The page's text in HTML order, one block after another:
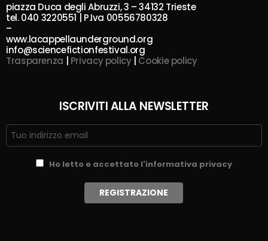
piazza Duca degli Abruzzi, 3 – 34132 Trieste
tel. 040 3220551 | P.Iva 00556780328
–
www.lacappellaunderground.org
info@sciencefictionfestival.org
Trasparenza
Privacy policy| Cookie policy
ISCRIVITI ALLA NEWSLETTER
Ho letto e accettato l'informativa privacy